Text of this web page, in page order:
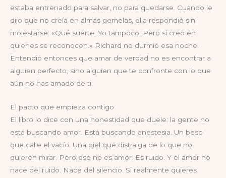
estaba entrenado para salvar, no para quedarse. Cuando le
dijo que no creía en almas gemelas, ella respondió sin
molestarse: «Qué suerte. Yo tampoco. Pero sí creo en
quienes se reconocen.» Richard no durmió esa noche.
Entendió entonces que amar de verdad no es encontrar a
alguien perfecto, sino alguien que te confronte con lo que
aún no has amado de ti.
El pacto que empieza contigo
El libro lo dice con una honestidad que duele: la gente no
está buscando amor. Está buscando anestesia. Un beso
que calle el vacío. Una piel que distraiga de lo que no
quieren mirar. Pero eso no es amor. Es ruido. Y el amor no
nace del ruido. Nace del silencio. Si realmente quieres